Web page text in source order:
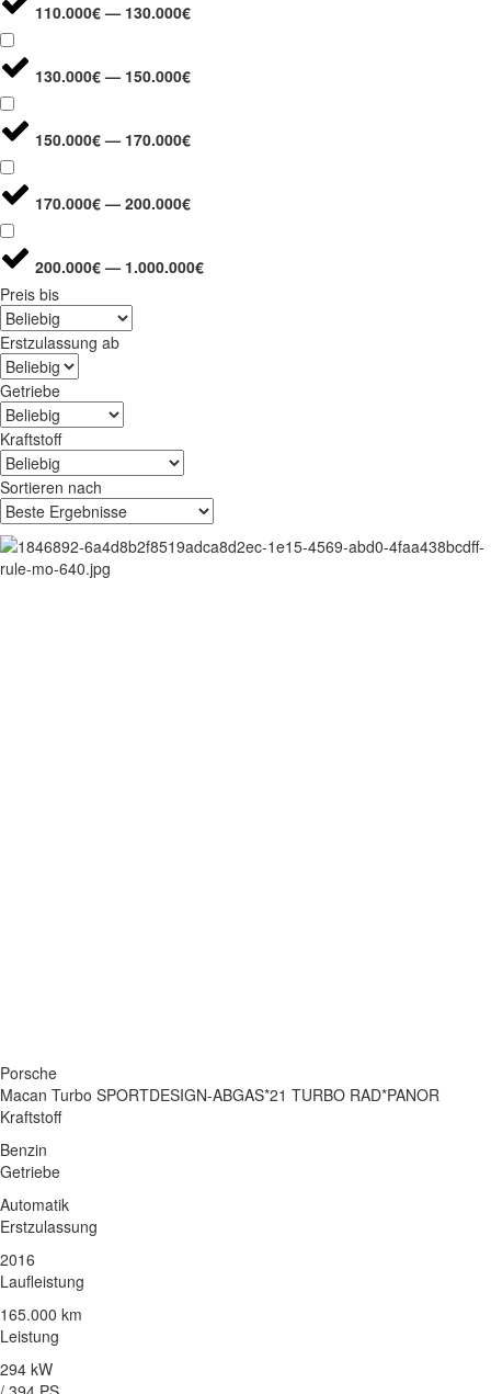
110.000€ — 130.000€
130.000€ — 150.000€
150.000€ — 170.000€
170.000€ — 200.000€
200.000€ — 1.000.000€
Preis bis
Erstzulassung ab
Getriebe
Kraftstoff
Sortieren nach
Porsche
Macan Turbo SPORTDESIGN-ABGAS*21 TURBO RAD*PANOR
Kraftstoff
Benzin
Getriebe
Automatik
Erstzulassung
2016
Laufleistung
165.000 km
Leistung
294 kW